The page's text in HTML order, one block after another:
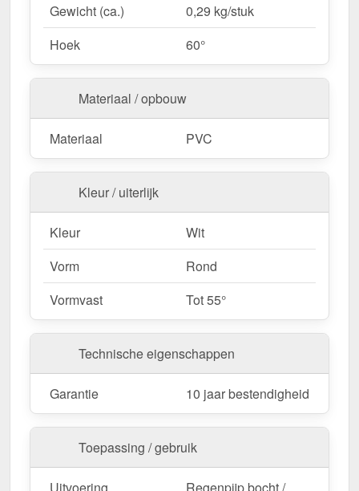
Gewicht (ca.)
0,29 kg/stuk
Hoek
60°
Materiaal / opbouw
Materiaal PVC
Kleur / uiterlijk
Kleur
Wit
Vorm
Rond
Vormvast
Tot 55°
Technische eigenschappen
Garantie 10 jaar bestendigheid
Toepassing / gebruik
Uitvoering Regenpijp bocht /